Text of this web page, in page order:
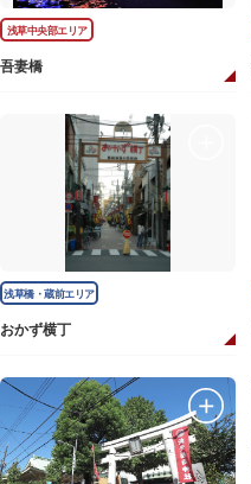
浅草中央部エリア
吾妻橋
浅草橋・蔵前エリア
おかず横丁